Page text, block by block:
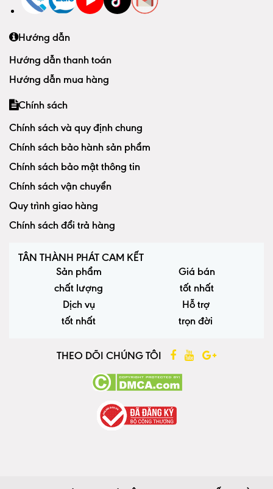
Hướng dẫn
Hướng dẫn thanh toán
Hướng dẫn mua hàng
Chính sách
Chính sách và quy định chung
Chính sách bảo hành sản phẩm
Chính sách bảo mật thông tin
Chính sách vận chuyển
Quy trình giao hàng
Chính sách đổi trả hàng
TÂN THÀNH PHÁT CAM KẾT
Sản phẩm
chất lượng
Giá bán
tốt nhất
Dịch vụ
tốt nhất
Hỗ trợ
trọn đời
THEO DÕI CHÚNG TÔI